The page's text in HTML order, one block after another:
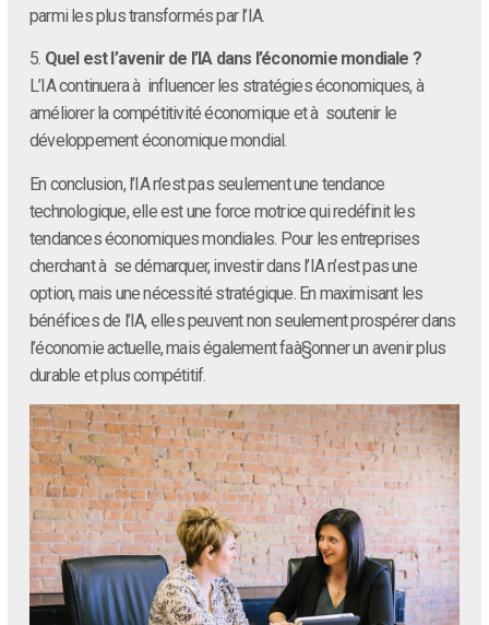
parmi les plus transformés par l’IA.
5. Quel est l’avenir de l’IA dans l’économie mondiale ?
L’IA continuera à influencer les stratégies économiques, à
améliorer la compétitivité économique et à soutenir le
développement économique mondial.
En conclusion, l’IA n’est pas seulement une tendance
technologique, elle est une force motrice qui redéfinit les
tendances économiques mondiales. Pour les entreprises
cherchant à se démarquer, investir dans l’IA n’est pas une
option, mais une nécessité stratégique. En maximisant les
bénéfices de l’IA, elles peuvent non seulement prospérer dans
l’économie actuelle, mais également faà§onner un avenir plus
durable et plus compétitif.